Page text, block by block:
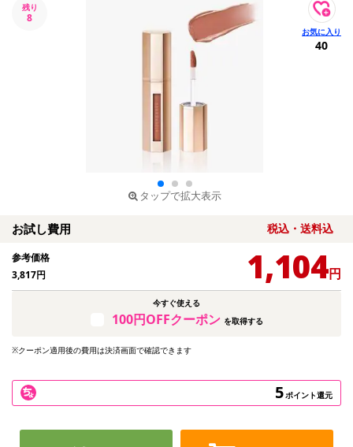
残り
8
タップで拡大表示
40
お試し費用 税込・送料込
参考価格
3,817円 1,104円
今すぐ使える
100円OFFクーポン を取得する
※クーポン適用後の費用は決済画面で確認できます
5ポイント還元